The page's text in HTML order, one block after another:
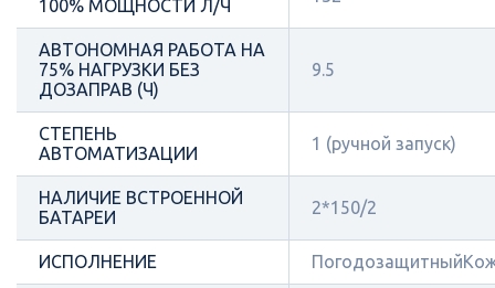
100% МОЩНОСТИ Л/Ч
АВТОНОМНАЯ РАБОТА НА
75% НАГРУЗКИ БЕЗ
ДОЗАПРАВ (Ч)
9.5
СТЕПЕНЬ
АВТОМАТИЗАЦИИ
1 (ручной запуск)
НАЛИЧИЕ ВСТРОЕННОЙ
БАТАРЕИ
2*150/2
ИСПОЛНЕНИЕ